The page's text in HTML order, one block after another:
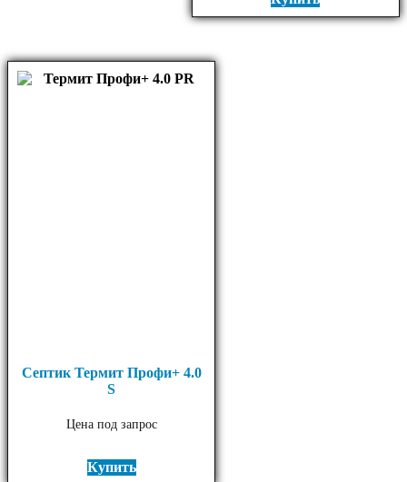
Септик Термит Профи+ 4.0
S
Цена под запрос
Купить